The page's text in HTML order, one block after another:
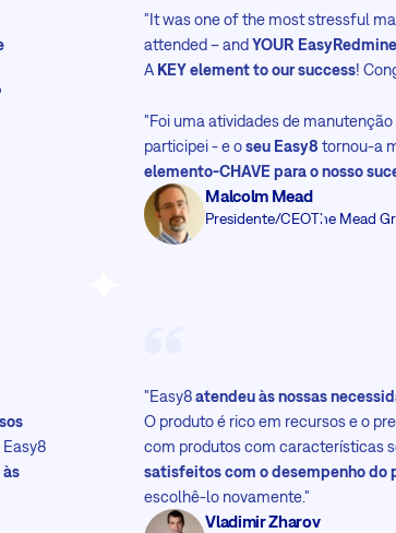
Malcolm Mead
Presidente/CEOThe Mead
"It was one of the most stressful
attended – andYOUR EasyRedmine
A KEY element to our success!
"Foi uma atividades de
participei - e oseu Easy8 tornou-a
elemento-CHAVE para o nosso
às
Vladimir Zharov
"Easy8atendeu às nossas
O produto é rico em recursos e o
com produtos com características
satisfeitos com o desempenho do
escolhê-lo novamente."